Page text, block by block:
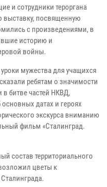
и сотрудники тероргана
посвященную
с произведениями, в
историю и
войны.
мужества для учащихся
ребятам о значимости
в битве частей НКВД,
датах и героях
экскурса вниманию
фильм «Сталинград.
состав территориального
цветы к